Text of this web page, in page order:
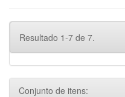
Resultado 1-7 de 7.
Conjunto de itens: